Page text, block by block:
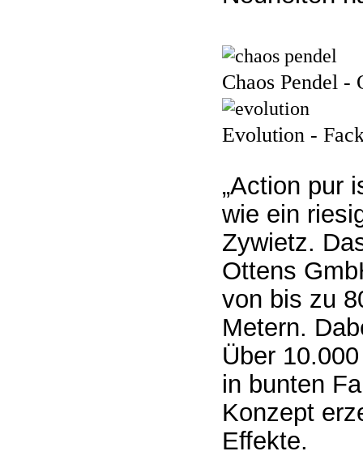
Chaos Pendel -
Evolution -
„Action pur
wie ein
Zywietz.
Ottens
von bis zu
Metern.
Über
in bunten
Konzept
Effekte.